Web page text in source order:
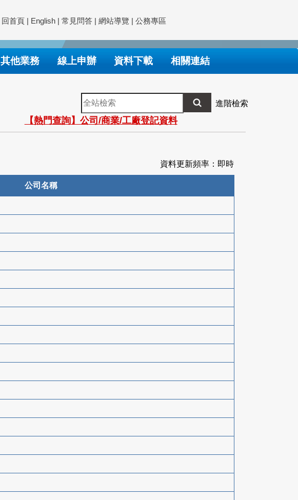
回首頁 | English | 常見問答 | 網站導覽 | 公務專區
其他業務 線上申辦 資料下載 相關連結
全
站
檢
索
進階檢索
【熱門查詢】公司/商業/工廠登記資料
資料更新頻率：即時
公司名稱